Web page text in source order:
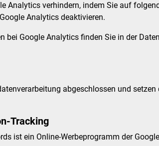
Analytics verhindern, indem Sie auf
Google Analytics deaktivieren.
Google Analytics finden Sie in der
abgeschlossen und
Tracking
ist ein Online-Werbeprogramm der